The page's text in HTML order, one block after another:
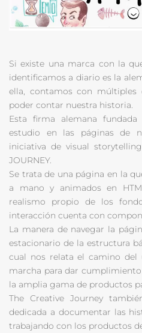
Si existe una marca con la
identificamos a diario es la
ella, contamos con múltiples
poder contar nuestra historia.
Esta firma alemana
estudio en las páginas de
iniciativa de visual
JOURNEY.
Se trata de una página en la
a mano y animados en
realismo propio de los
interacción cuenta con
La manera de navegar la
estacionario de la estructura
cual nos relata el camino del
marcha para dar
la amplia gama de productos
The Creative Journey
dedicada a documentar las
trabajando con los productos